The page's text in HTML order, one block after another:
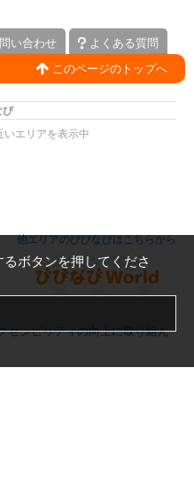
い合わせ
よくある質問
このページのトップへ
び
いエリアを表示中
他エリアのびびなびはこちらから
セシビリティの向上に取り組ん
ボタンを押してくださ